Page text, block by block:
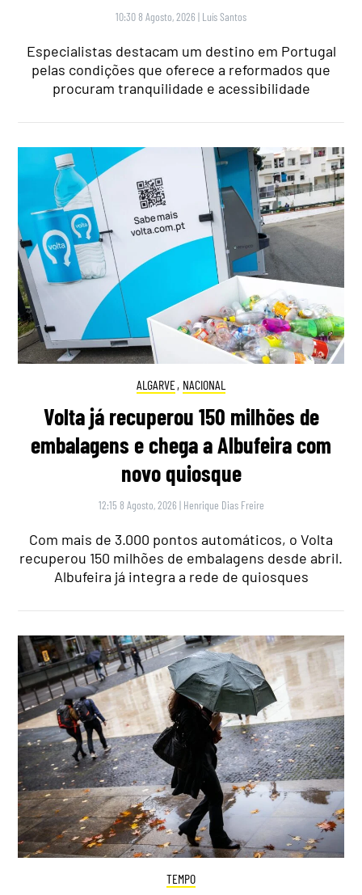
10:30 8 Agosto, 2026 | Luís Santos
Especialistas destacam um destino em Portugal
pelas condições que oferece a reformados que
procuram tranquilidade e acessibilidade
ALGARVE, NACIONAL
Volta já recuperou 150 milhões de
embalagens e chega a Albufeira com
novo quiosque
12:15 8 Agosto, 2026 | Henrique Dias Freire
Com mais de 3.000 pontos automáticos, o Volta
recuperou 150 milhões de embalagens desde abril.
Albufeira já integra a rede de quiosques
TEMPO